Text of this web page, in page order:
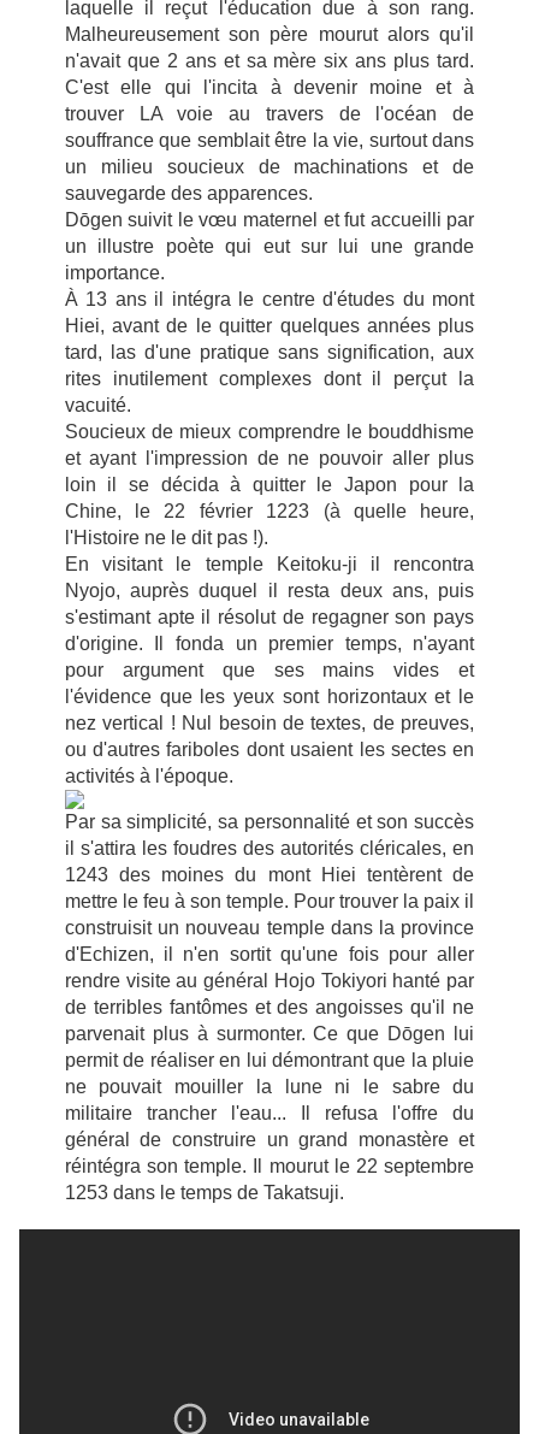
laquelle il reçut l'éducation due à son rang.
Malheureusement son père mourut alors qu'il
n'avait que 2 ans et sa mère six ans plus tard.
C'est elle qui l'incita à devenir moine et à
trouver LA voie au travers de l'océan de
souffrance que semblait être la vie, surtout dans
un milieu soucieux de machinations et de
sauvegarde des apparences.
Dōgen suivit le vœu maternel et fut accueilli par
un illustre poète qui eut sur lui une grande
importance.
À 13 ans il intégra le centre d'études du mont
Hiei, avant de le quitter quelques années plus
tard, las d'une pratique sans signification, aux
rites inutilement complexes dont il perçut la
vacuité.
Soucieux de mieux comprendre le bouddhisme
et ayant l'impression de ne pouvoir aller plus
loin il se décida à quitter le Japon pour la
Chine, le 22 février 1223 (à quelle heure,
l'Histoire ne le dit pas !).
En visitant le temple Keitoku-ji il rencontra
Nyojo, auprès duquel il resta deux ans, puis
s'estimant apte il résolut de regagner son pays
d'origine. Il fonda un premier temps, n'ayant
pour argument que ses mains vides et
l'évidence que les yeux sont horizontaux et le
nez vertical ! Nul besoin de textes, de preuves,
ou d'autres fariboles dont usaient les sectes en
activités à l'époque.
Par sa simplicité, sa personnalité et son succès
il s'attira les foudres des autorités cléricales, en
1243 des moines du mont Hiei tentèrent de
mettre le feu à son temple. Pour trouver la paix il
construisit un nouveau temple dans la province
d'Echizen, il n'en sortit qu'une fois pour aller
rendre visite au général Hojo Tokiyori hanté par
de terribles fantômes et des angoisses qu'il ne
parvenait plus à surmonter. Ce que Dōgen lui
permit de réaliser en lui démontrant que la pluie
ne pouvait mouiller la lune ni le sabre du
militaire trancher l'eau... Il refusa l'offre du
général de construire un grand monastère et
réintégra son temple. Il mourut le 22 septembre
1253 dans le temps de Takatsuji.